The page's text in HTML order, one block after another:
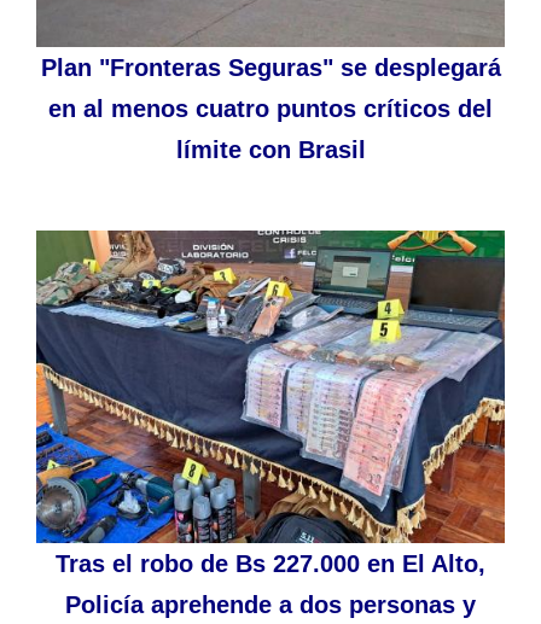
Plan "Fronteras Seguras" se desplegará
en al menos cuatro puntos críticos del
límite con Brasil
Tras el robo de Bs 227.000 en El Alto,
Policía aprehende a dos personas y